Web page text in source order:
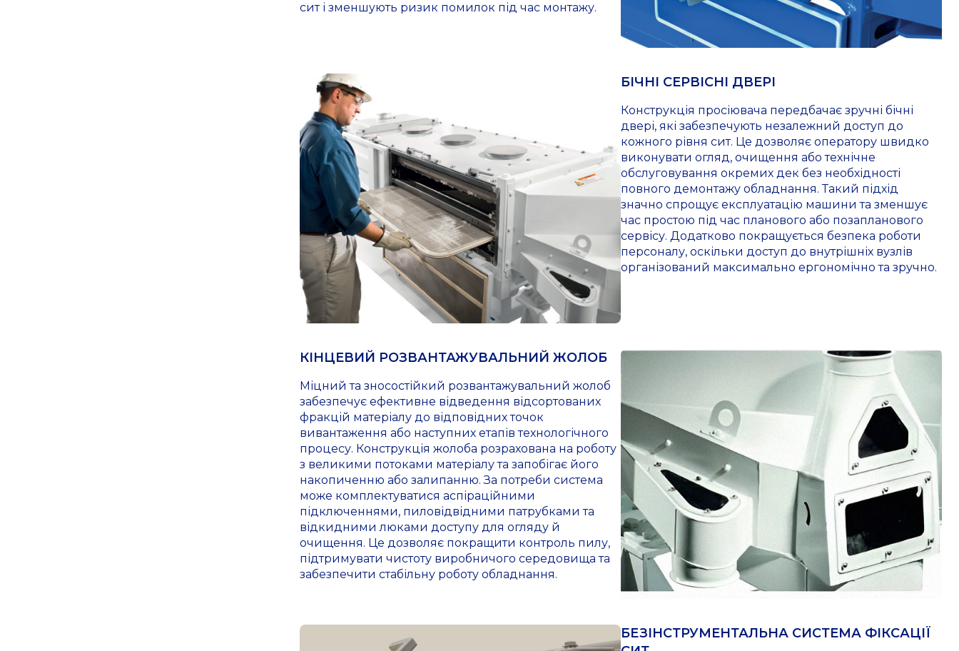
сит і зменшують ризик помилок під час монтажу.
БІЧНІ СЕРВІСНІ ДВЕРІ
Конструкція просіювача передбачає зручні бічні
двері, які забезпечують незалежний доступ до
кожного рівня сит. Це дозволяє оператору швидко
виконувати огляд, очищення або технічне
обслуговування окремих дек без необхідності
повного демонтажу обладнання. Такий підхід
значно спрощує експлуатацію машини та зменшує
час простою під час планового або позапланового
сервісу. Додатково покращується безпека роботи
персоналу, оскільки доступ до внутрішніх вузлів
організований максимально ергономічно та зручно.
КІНЦЕВИЙ РОЗВАНТАЖУВАЛЬНИЙ ЖОЛОБ
Міцний та зносостійкий розвантажувальний жолоб
забезпечує ефективне відведення відсортованих
фракцій матеріалу до відповідних точок
вивантаження або наступних етапів технологічного
процесу. Конструкція жолоба розрахована на роботу
з великими потоками матеріалу та запобігає його
накопиченню або залипанню. За потреби система
може комплектуватися аспіраційними
підключеннями, пиловідвідними патрубками та
відкидними люками доступу для огляду й
очищення. Це дозволяє покращити контроль пилу,
підтримувати чистоту виробничого середовища та
забезпечити стабільну роботу обладнання.
БЕЗІНСТРУМЕНТАЛЬНА СИСТЕМА ФІКСАЦІЇ